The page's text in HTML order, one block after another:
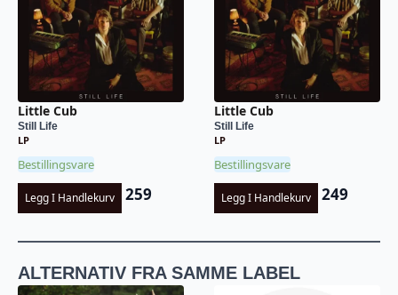
Little Cub
Still Life
LP
Bestillingsvare
Legg I Handlekurv 259
Little Cub
Still Life
LP
Bestillingsvare
Legg I Handlekurv 249
ALTERNATIV FRA SAMME LABEL